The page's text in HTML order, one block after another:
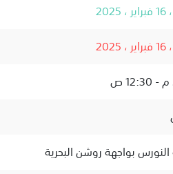
بواجهة روشن البحرية